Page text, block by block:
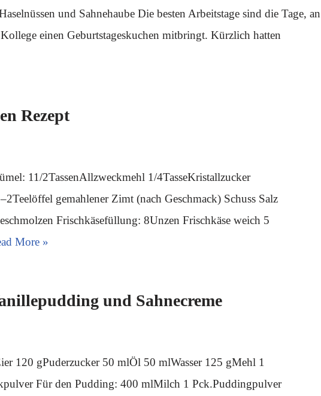
und Sahnehaube Die besten Arbeitstage sind die Tage, an
einen Geburtstageskuchen mitbringt. Kürzlich hatten
Rezept
11/2TassenAllzweckmehl 1/4TasseKristallzucker
gemahlener Zimt (nach Geschmack) Schuss Salz
Frischkäsefüllung: 8Unzen Frischkäse weich 5
More »
und Sahnecreme
120 gPuderzucker 50 mlÖl 50 mlWasser 125 gMehl 1
Für den Pudding: 400 mlMilch 1 Pck.Puddingpulver